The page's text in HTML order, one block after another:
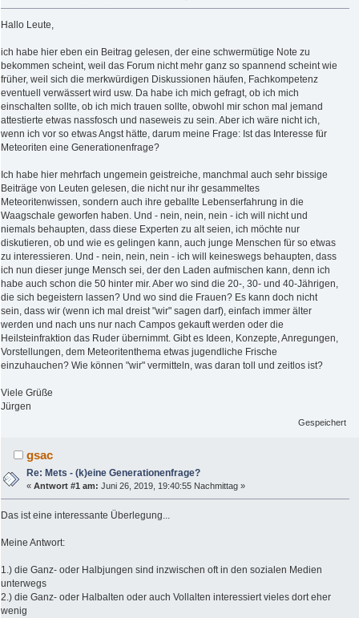
Hallo Leute,
ich habe hier eben ein Beitrag gelesen, der eine schwermütige Note zu
bekommen scheint, weil das Forum nicht mehr ganz so spannend scheint wie
früher, weil sich die merkwürdigen Diskussionen häufen, Fachkompetenz
eventuell verwässert wird usw. Da habe ich mich gefragt, ob ich mich
einschalten sollte, ob ich mich trauen sollte, obwohl mir schon mal jemand
attestierte etwas nassfosch und naseweis zu sein. Aber ich wäre nicht ich,
wenn ich vor so etwas Angst hätte, darum meine Frage: Ist das Interesse für
Meteoriten eine Generationenfrage?
Ich habe hier mehrfach ungemein geistreiche, manchmal auch sehr bissige
Beiträge von Leuten gelesen, die nicht nur ihr gesammeltes
Meteoritenwissen, sondern auch ihre geballte Lebenserfahrung in die
Waagschale geworfen haben. Und - nein, nein, nein - ich will nicht und
niemals behaupten, dass diese Experten zu alt seien, ich möchte nur
diskutieren, ob und wie es gelingen kann, auch junge Menschen für so etwas
zu interessieren. Und - nein, nein, nein - ich will keineswegs behaupten, dass
ich nun dieser junge Mensch sei, der den Laden aufmischen kann, denn ich
habe auch schon die 50 hinter mir. Aber wo sind die 20-, 30- und 40-Jährigen,
die sich begeistern lassen? Und wo sind die Frauen? Es kann doch nicht
sein, dass wir (wenn ich mal dreist "wir" sagen darf), einfach immer älter
werden und nach uns nur nach Campos gekauft werden oder die
Heilsteinfraktion das Ruder übernimmt. Gibt es Ideen, Konzepte, Anregungen,
Vorstellungen, dem Meteoritenthema etwas jugendliche Frische
einzuhauchen? Wie können "wir" vermitteln, was daran toll und zeitlos ist?
Viele Grüße
Jürgen
Gespeichert
gsac
Re: Mets - (k)eine Generationenfrage?
«Antwort #1 am: Juni 26, 2019, 19:40:55 Nachmittag »
Das ist eine interessante Überlegung...
Meine Antwort:
1.) die Ganz- oder Halbjungen sind inzwischen oft in den sozialen Medien
unterwegs
2.) die Ganz- oder Halbalten oder auch Vollalten interessiert vieles dort eher
wenig